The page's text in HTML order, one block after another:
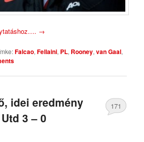
→
Falcao,Fellaini, PL, Rooney,van Gaal,
idei eredmény
3 – 0
171